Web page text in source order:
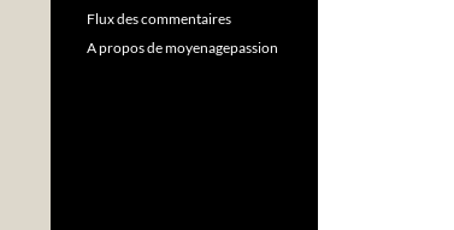
Flux des commentaires
A propos de moyenagepassion